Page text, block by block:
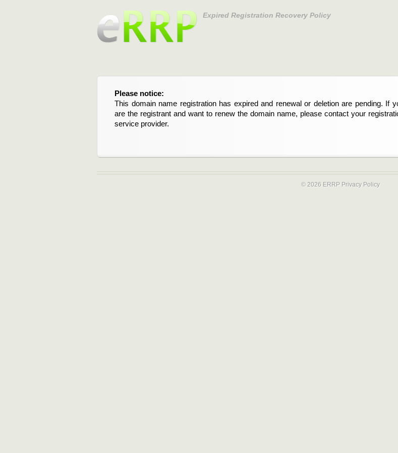
Expired Registration Recovery Policy
Please notice:
This domain name registration has expired and renewal or deletion are pending. If
are the registrant and want to renew the domain name, please contact your
service provider.
Bitte beachten Sie:
Diese Domainregistrierung ist abgelaufen und die Verlängerung oder Löschung
Domain stehen an. Wenn Sie der Registrant sind und die
verlängern möchten, kontaktieren Sie bitte Ihren Service-Provider.
© 2026 ERRP Privacy Policy